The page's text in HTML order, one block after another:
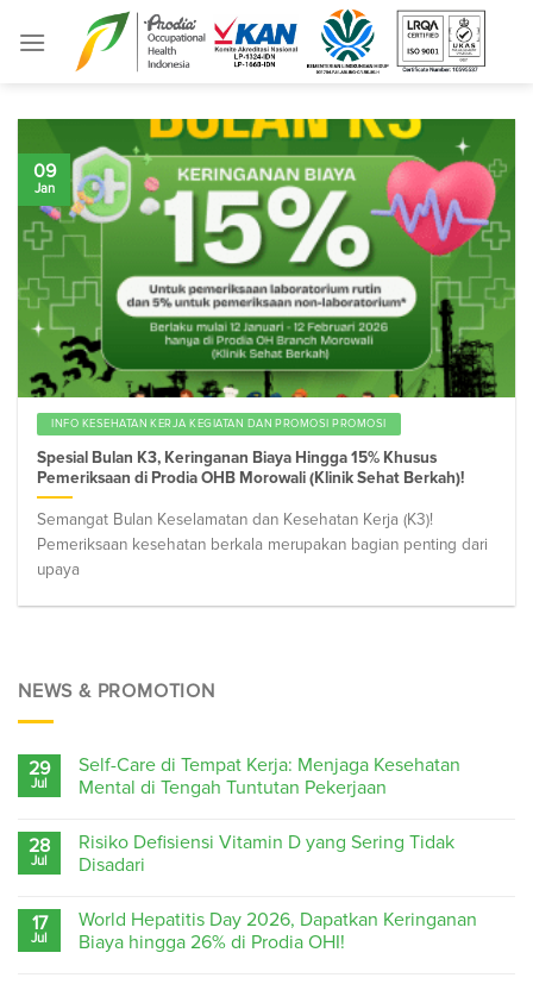
INFO KESEHATAN KERJA KEGIATAN DAN PROMOSI PROMOSI
Spesial Bulan K3, Keringanan Biaya Hingga 15% Khusus
Pemeriksaan di Prodia OHB Morowali (Klinik Sehat Berkah)!
Semangat Bulan Keselamatan dan Kesehatan Kerja (K3)!
Pemeriksaan kesehatan berkala merupakan bagian penting dari
upaya
09
Jan
NEWS & PROMOTION
29
Jul
Self-Care di Tempat Kerja: Menjaga Kesehatan
Mental di Tengah Tuntutan Pekerjaan
28
Jul
Risiko Defisiensi Vitamin D yang Sering Tidak
Disadari
17
Jul
World Hepatitis Day 2026, Dapatkan Keringanan
Biaya hingga 26% di Prodia OHI!